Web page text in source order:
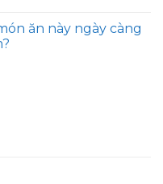
ăn này ngày càng